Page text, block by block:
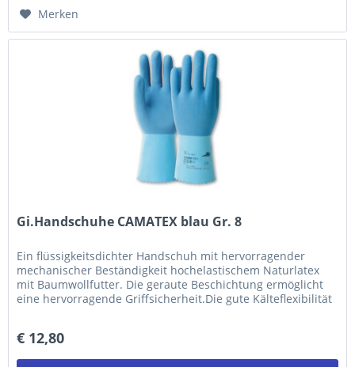
Merken
Gi.Handschuhe CAMATEX blau Gr. 8
Ein flüssigkeitsdichter Handschuh mit hervorragender
mechanischer Beständigkeit hochelastischem Naturlatex
mit Baumwollfutter. Die geraute Beschichtung ermöglicht
eine hervorragende Griffsicherheit.Die gute Kälteflexibilität
€ 12,80